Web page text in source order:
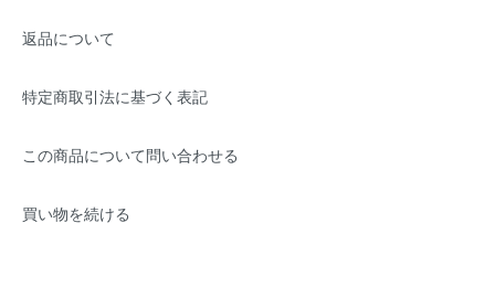
返品について
特定商取引法に基づく表記
この商品について問い合わせる
買い物を続ける